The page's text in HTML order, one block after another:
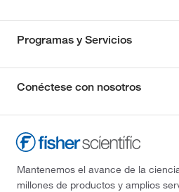
Programas y Servicios
Conéctese con nosotros
Mantenemos el avance de la
millones de productos y amplios